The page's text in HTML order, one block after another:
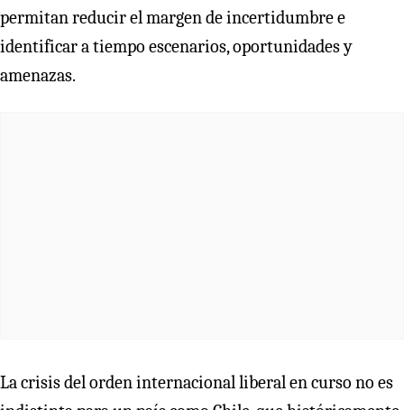
permitan reducir el margen de incertidumbre e
identificar a tiempo escenarios, oportunidades y
amenazas.
La crisis del orden internacional liberal en curso no es